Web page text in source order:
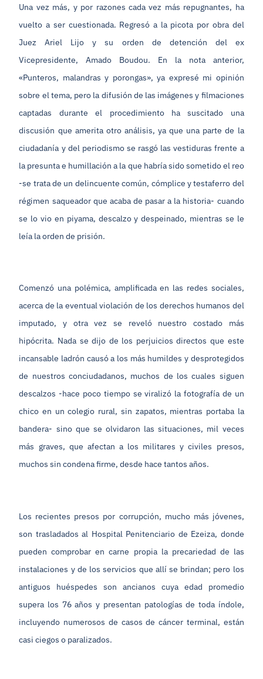
Una vez más, y por razones cada vez más repugnantes, ha
vuelto a ser cuestionada. Regresó a la picota por obra del
Juez Ariel Lijo y su orden de detención del ex
Vicepresidente, Amado Boudou. En la nota anterior,
«Punteros, malandras y porongas», ya expresé mi opinión
sobre el tema, pero la difusión de las imágenes y filmaciones
captadas durante el procedimiento ha suscitado una
discusión que amerita otro análisis, ya que una parte de la
ciudadanía y del periodismo se rasgó las vestiduras frente a
la presunta e humillación a la que habría sido sometido el reo
-se trata de un delincuente común, cómplice y testaferro del
régimen saqueador que acaba de pasar a la historia- cuando
se lo vio en piyama, descalzo y despeinado, mientras se le
leía la orden de prisión.
Comenzó una polémica, amplificada en las redes sociales,
acerca de la eventual violación de los derechos humanos del
imputado, y otra vez se reveló nuestro costado más
hipócrita. Nada se dijo de los perjuicios directos que este
incansable ladrón causó a los más humildes y desprotegidos
de nuestros conciudadanos, muchos de los cuales siguen
descalzos -hace poco tiempo se viralizó la fotografía de un
chico en un colegio rural, sin zapatos, mientras portaba la
bandera- sino que se olvidaron las situaciones, mil veces
más graves, que afectan a los militares y civiles presos,
muchos sin condena firme, desde hace tantos años.
Los recientes presos por corrupción, mucho más jóvenes,
son trasladados al Hospital Penitenciario de Ezeiza, donde
pueden comprobar en carne propia la precariedad de las
instalaciones y de los servicios que allí se brindan; pero los
antiguos huéspedes son ancianos cuya edad promedio
supera los 76 años y presentan patologías de toda índole,
incluyendo numerosos de casos de cáncer terminal, están
casi ciegos o paralizados.